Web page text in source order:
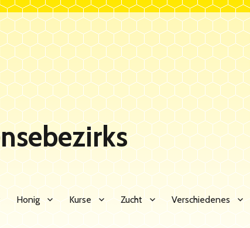
Honig Kurse Zucht Verschiedenes